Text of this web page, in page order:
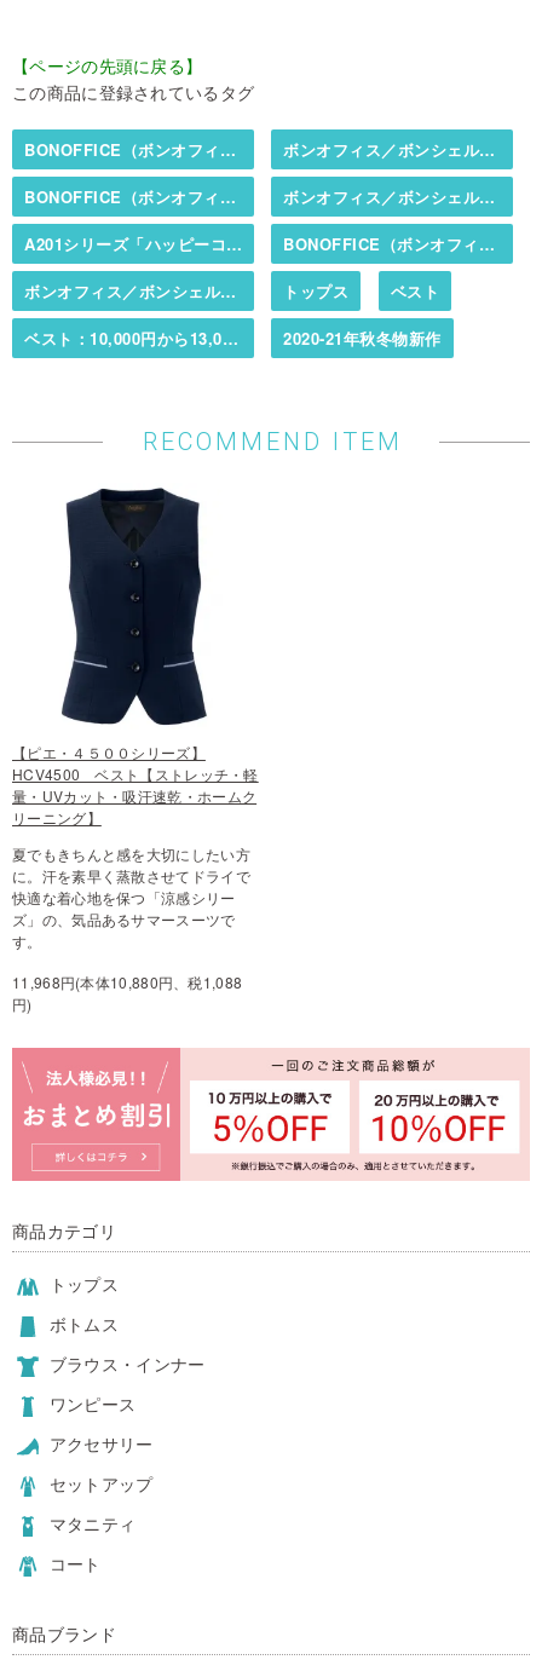
【ページの先頭に戻る】
この商品に登録されているタグ
BONOFFICE（ボンオフィス）／BONCIERGE（ボンシェルジュ） ボンオフィス／ボンシェルジュ春夏カタログ掲載商品
BONOFFICE（ボンオフィス）／BONCIERGE（ボンシェルジュ） ボンオフィス／ボンシェルジュ春夏カタログ掲載商品
A201シリーズ「ハッピーコーデ」（オールシーズン・抗菌裏地・2WAYストレッチ） BONOFFICE（ボンオフィス）／BONCIERGE（ボンシェルジュ）
ボンオフィス／ボンシェルジュ秋冬カタログ掲載商品 トップス ベスト
ベスト：10,000円から13,000円まで 2020-21年秋冬物新作
RECOMMEND ITEM
【ピエ・４５００シリーズ】
HCV4500 ベスト【ストレッチ・軽
量・UVカット・吸汗速乾・ホームク
リーニング】
夏でもきちんと感を大切にしたい方
に。汗を素早く蒸散させてドライで
快適な着心地を保つ「涼感シリー
ズ」の、気品あるサマースーツで
す。
11,968円(本体10,880円、税1,088
円)
商品カテゴリ
トップス
ボトムス
ブラウス・インナー
ワンピース
アクセサリー
セットアップ
マタニティ
コート
商品ブランド